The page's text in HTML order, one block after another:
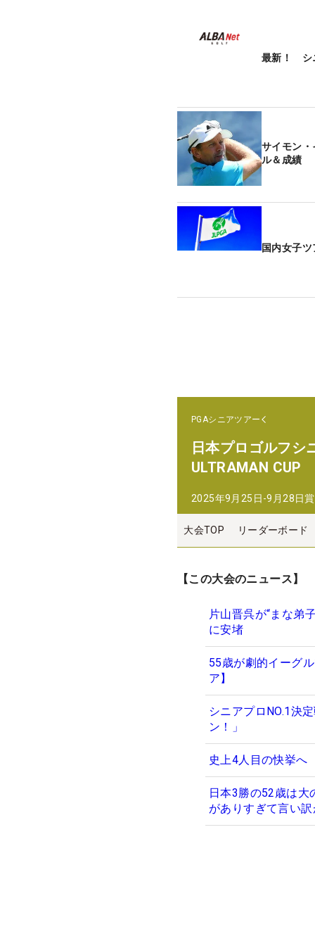
最新！ シ
サイモン
ル＆成績
国内女子
PGAシニアツアー
日本プロゴルフシ
ULTRAMAN CUP
2025年9月25日-9月28日
大会TOP リーダーボード
【この大会のニュース】
片山晋呉が“まな弟
に安堵
55歳が劇的イーグ
ア】
シニアプロNO.1決
ン！」
史上4人目の快挙へ
日本3勝の52歳は
がありすぎて言い